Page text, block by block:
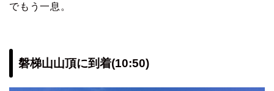
でもう一息。
磐梯山山頂に到着(10:50)